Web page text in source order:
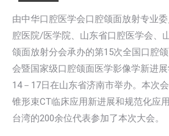
由中华口腔医学会口腔颌面放射专业
腔医院/医学院、山东省口腔医学会、
颌面放射分会承办的第15次全国口腔
会暨国家级口腔颌面医学影像学新进
14－17日在山东省济南市举办。本次
锥形束CT临床应用新进展和规范化应
台湾的200余位代表参加了本次大会。